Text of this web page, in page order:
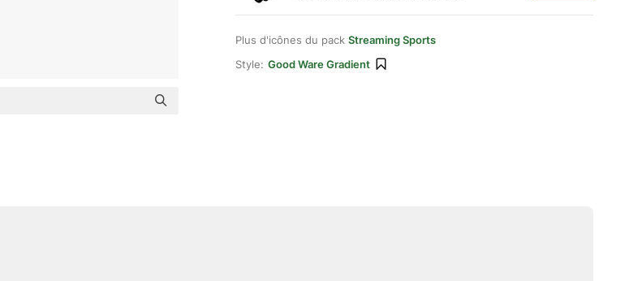
Plus d'icônes du pack Streaming Sports
Style: Good Ware Gradient